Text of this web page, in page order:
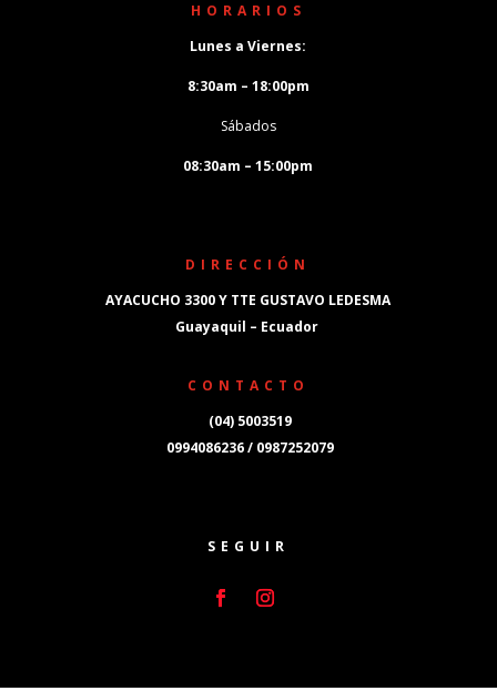
HORARIOS
Lunes a Viernes:
8:30am – 18:00pm
Sábados
08:30am – 15:00pm
DIRECCIÓN
AYACUCHO 3300 Y TTE GUSTAVO LEDESMA
Guayaquil – Ecuador
CONTACTO
(04) 5003519
0994086236 / 0987252079
SEGUIR